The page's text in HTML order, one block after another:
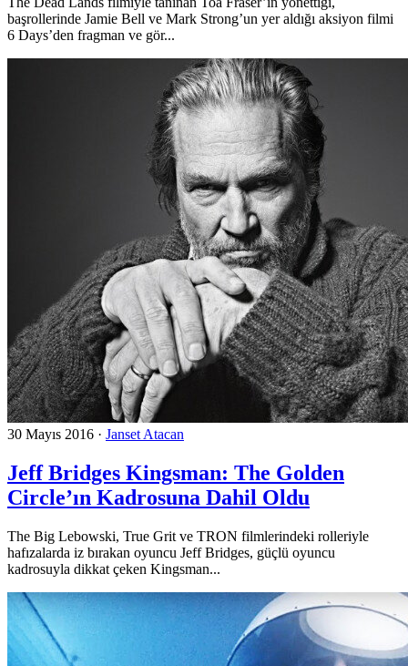
başrollerinde Jamie Bell ve Mark Strong’un yer aldığı aksiyon filmi
6 Days’den fragman ve gör...
30 Mayıs 2016 · Janset Atacan
Jeff Bridges Kingsman: The Golden
Circle’ın Kadrosuna Dahil Oldu
The Big Lebowski, True Grit ve TRON filmlerindeki rolleriyle
hafızalarda iz bırakan oyuncu Jeff Bridges, güçlü oyuncu
kadrosuyla dikkat çeken Kingsman...